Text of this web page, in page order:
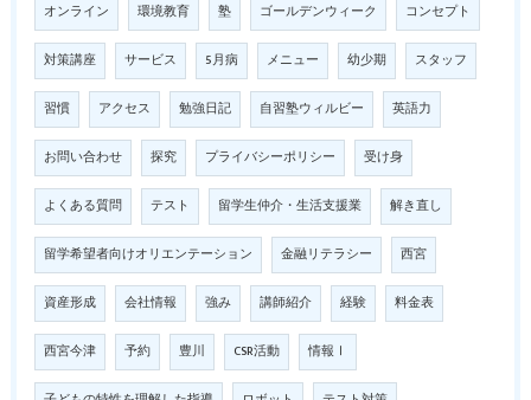
オンライン 環境教育 塾 ゴールデンウィーク コンセプト
対策講座 サービス 5月病 メニュー 幼少期 スタッフ
習慣 アクセス 勉強日記 自習塾ウィルビー 英語力
お問い合わせ 探究 プライバシーポリシー 受け身
よくある質問 テスト 留学生仲介・生活支援業 解き直し
留学希望者向けオリエンテーション 金融リテラシー 西宮
資産形成 会社情報 強み 講師紹介 経験 料金表
西宮今津 予約 豊川 CSR活動 情報Ⅰ